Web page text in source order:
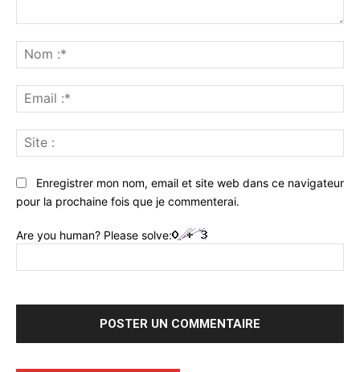
:*
:*
:
Enregistrer mon nom, email et site web dans ce navigateur
pour la prochaine fois que je commenterai.
Are you human? Please solve: